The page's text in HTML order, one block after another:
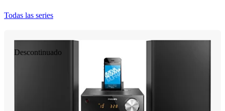
Todas las series
Descontinuado